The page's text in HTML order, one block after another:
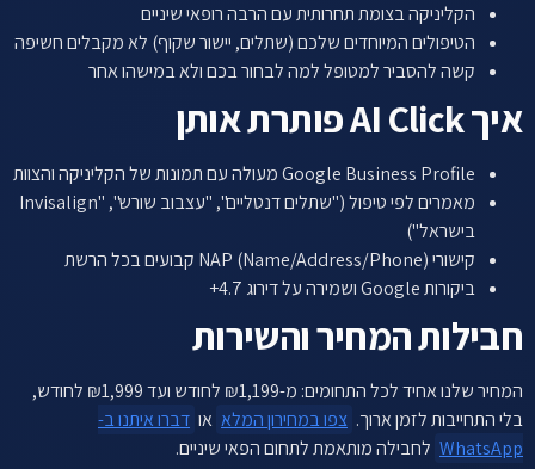
הקליניקה בצומת תחרותית עם הרבה רופאי שיניים
הטיפולים המיוחדים שלכם (שתלים, יישור שקוף) לא מקבלים חשיפה
קשה להסביר למטופל למה לבחור בכם ולא במישהו אחר
איך AI Click פותרת אותן
Google Business Profile מעולה עם תמונות של הקליניקה והצוות
מאמרים לפי טיפול ("שתלים דנטליים", "עצבוב שורש", "Invisalign
בישראל")
קישורי NAP (Name/Address/Phone) קבועים בכל הרשת
ביקורות Google ושמירה על דירוג 4.7+
חבילות המחיר והשירות
המחיר שלנו אחיד לכל התחומים: מ-₪1,199 לחודש ועד ₪1,999 לחודש,
בלי התחייבות לזמן ארוך. צפו במחירון המלא או דברו איתנו ב-
WhatsApp לחבילה מותאמת לתחום הפאי שיניים.